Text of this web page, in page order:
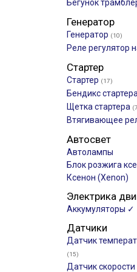
Бегунок
Генератор
Генератор (10)
Реле регулятор
Стартер
Стартер (17)
Бендикс стартера
Щетка стартера
Втягивающее
Автосвет
Автолампы
Блок розжига
Ксенон (Xenon)
Электрика
Аккумуляторы ✓
Датчики
Датчик
(15)
Датчик скорости